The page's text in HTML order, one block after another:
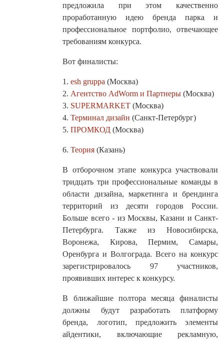
предложила при этом качественно
проработанную идею бренда парка и
профессиональное портфолио, отвечающее
требованиям конкурса.
Вот финалисты:
1.esh gruppa(Москва)
2. Агентство AdWorm и Партнеры (Москва)
3. SUPERMARKET (Москва)
4.Терминал дизайн (Санкт-Петербург)
5.ПРОМКОД (Москва)
6.Теория (Казань)
В отборочном этапе конкурса участвовали
тридцать три профессиональные команды в
области дизайна, маркетинга и брендинга
территорий из десяти городов России.
Больше всего - из Москвы, Казани и Санкт-
Петербурга. Также из Новосибирска,
Воронежа, Кирова, Пермим, Самары,
Оренбурга и Волгограда. Всего на конкурс
зарегистрировалось 97 участников,
проявивших интерес к конкурсу.
В ближайшие полтора месяца финалисты
должны будут разработать платформу
бренда, логотип, предложить элементы
айдентики, включающие рекламную,